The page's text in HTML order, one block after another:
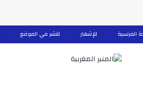
للنشر في الموقع للإشهار الفرنسية